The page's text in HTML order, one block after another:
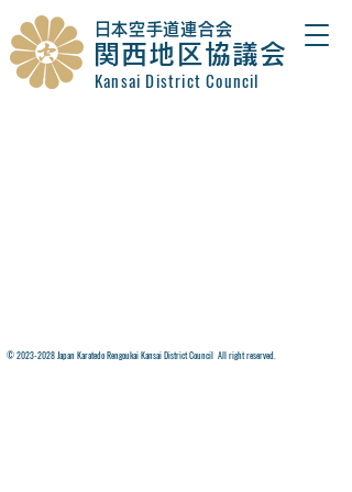
​日本空手道連合会
Kansai District Council
関西地区協議会
©2023-2028 Japan Karatedo Rengoukai Kansai District Council All right reserved.